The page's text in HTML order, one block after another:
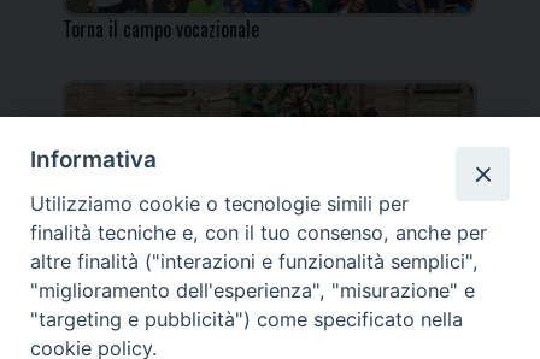
Torna il campo vocazionale
Torna il Campo Missionario Diocesano
Informativa
Utilizziamo cookie o tecnologie simili per
finalità tecniche e, con il tuo consenso, anche per
altre finalità ("interazioni e funzionalità semplici",
"miglioramento dell'esperienza", "misurazione" e
"targeting e pubblicità") come specificato nella
cookie policy.